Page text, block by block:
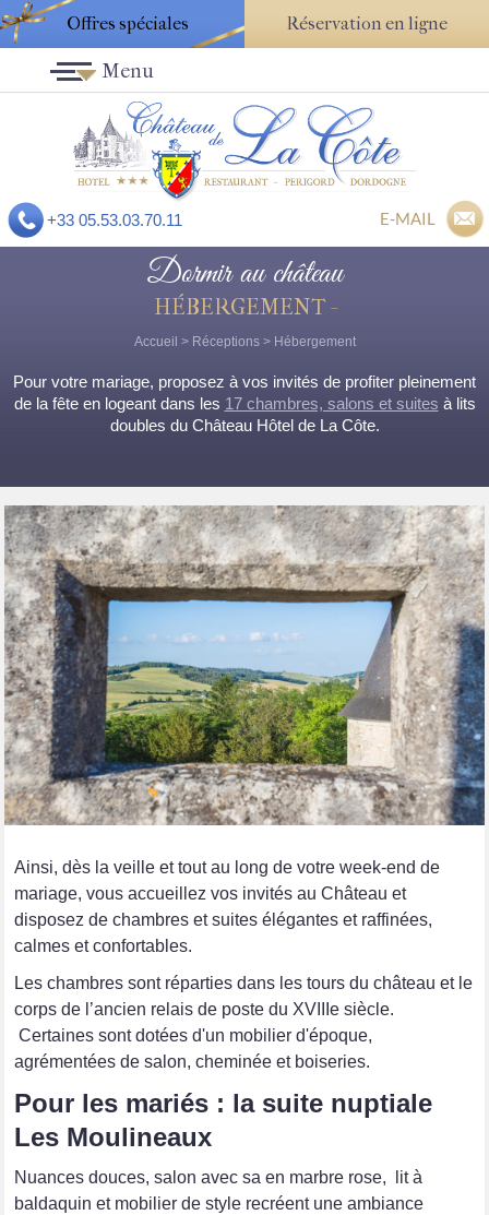
Offres spéciales Réservation en ligne
+33 05.53.03.70.11 E-MAIL
Menu
Dormir au château
HÉBERGEMENT -
Accueil > Réceptions> Hébergement
Pour votre mariage, proposez à vos invités de profiter pleinement
de la fête en logeant dans les 17 chambres, salons et suites à lits
doubles du Château Hôtel de La Côte.
Ainsi, dès la veille et tout au long de votre week-end de
mariage, vous accueillez vos invités au Château et
disposez de chambres et suites élégantes et raffinées,
calmes et confortables.
Les chambres sont réparties dans les tours du château et le
corps de l’ancien relais de poste du XVIIIe siècle.
Certaines sont dotées d'un mobilier d'époque,
agrémentées de salon, cheminée et boiseries.
Pour les mariés : la suite nuptiale
Les Moulineaux
Nuances douces, salon avec sa en marbre rose, lit à
baldaquin et mobilier de style recréent une ambiance